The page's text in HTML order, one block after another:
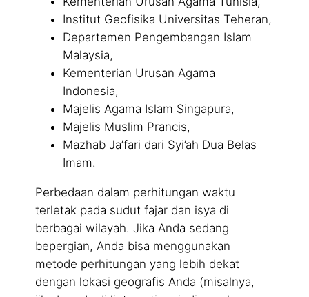
Institut Geofisika Universitas Teheran,
Departemen Pengembangan Islam
Malaysia,
Kementerian Urusan Agama
Indonesia,
Majelis Agama Islam Singapura,
Majelis Muslim Prancis,
Mazhab Ja’fari dari Syi’ah Dua Belas
Imam.
Perbedaan dalam perhitungan waktu
terletak pada sudut fajar dan isya di
berbagai wilayah. Jika Anda sedang
bepergian, Anda bisa menggunakan
metode perhitungan yang lebih dekat
dengan lokasi geografis Anda (misalnya,